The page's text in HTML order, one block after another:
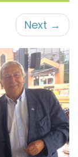
Next →